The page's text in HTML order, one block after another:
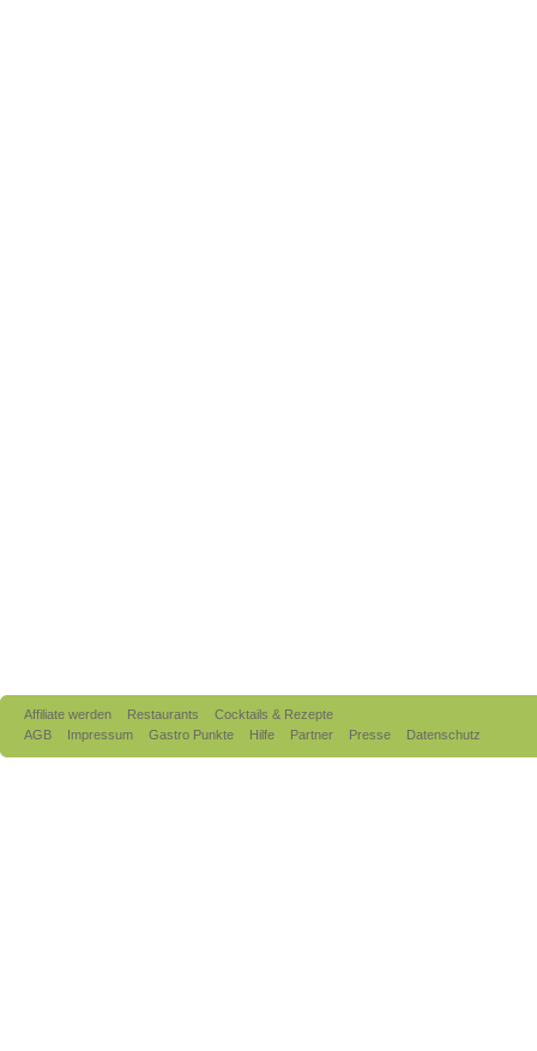
Affiliate werden Restaurants
Cocktails & Rezepte
AGB
Impressum Gastro Punkte Hilfe Partner Presse Datenschutz